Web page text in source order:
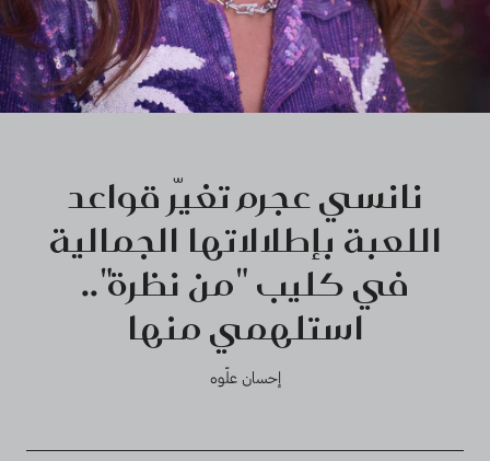
نانسي عجرم تغيّر قواعد
اللعبة بإطلالاتها الجمالية
في كليب "من نظرة"..
استلهمي منها
إحسان علّوه